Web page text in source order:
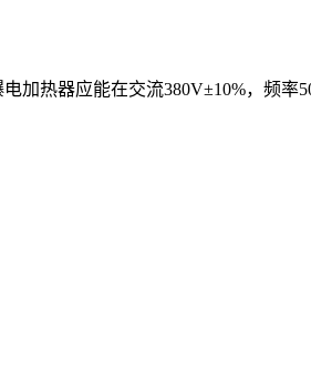
加热器应能在交流380V±10%，频